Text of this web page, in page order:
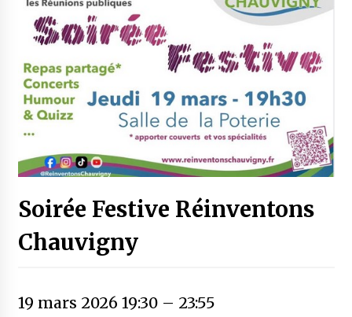
Soirée Festive Réinventons
Chauvigny
19 mars 2026 19:30– 23:55